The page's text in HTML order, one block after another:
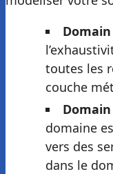
toutes les
couche
domaine
vers des
dans le